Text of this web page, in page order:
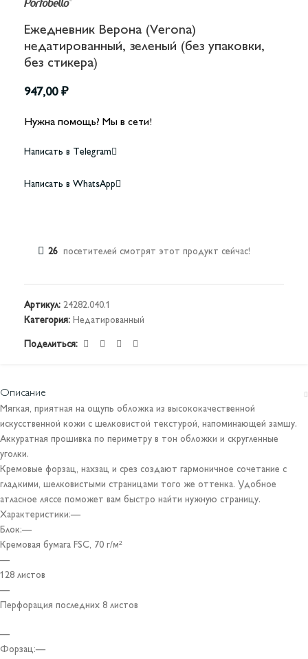
Ежедневник Верона (Verona)
недатированный, зеленый (без упаковки,
без стикера)
947,00 ₽
Нужна помощь? Мы в сети!
Написать в Telegram
Написать в WhatsApp
26 посетителей смотрят этот продукт сейчас!
Артикул: 24282.040.1
Категория: Недатированный
Поделиться:
Описание
Мягкая, приятная на ощупь обложка из высококачественной
искусственной кожи с шелковистой текстурой, напоминающей замшу.
Аккуратная прошивка по периметру в тон обложки и скругленные
уголки.
Кремовые форзац, нахзац и срез создают гармоничное сочетание с
гладкими, шелковистыми страницами того же оттенка. Удобное
атласное ляссе поможет вам быстро найти нужную страницу.
Характеристики:—
Блок:—
Кремовая бумага FSC, 70 г/м²
—
128 листов
—
Перфорация последних 8 листов
—
Форзац:—